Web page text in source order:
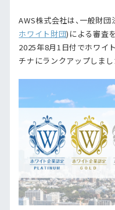
AWS株式会社は、一般財
ホワイト財団)による審査を
2025年8月1日付でホワイ
チナにランクアップしまし